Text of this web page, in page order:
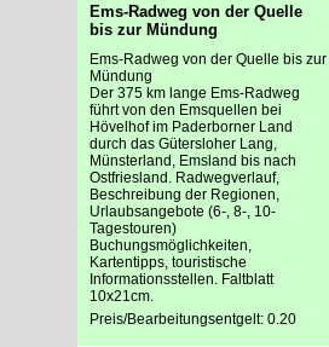
Ems-Radweg von der Quelle
bis zur Mündung
Ems-Radweg von der Quelle bis zur
Mündung
Der 375 km lange Ems-Radweg
führt von den Emsquellen bei
Hövelhof im Paderborner Land
durch das Gütersloher Lang,
Münsterland, Emsland bis nach
Ostfriesland. Radwegverlauf,
Beschreibung der Regionen,
Urlaubsangebote (6-, 8-, 10-
Tagestouren)
Buchungsmöglichkeiten,
Kartentipps, touristische
Informationsstellen. Faltblatt
10x21cm.
Preis/Bearbeitungsentgelt: 0.20